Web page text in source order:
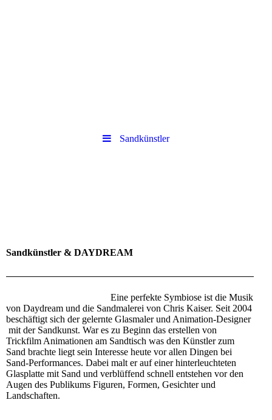
Sandkünstler
Sandkünstler & DAYDREAM
Eine perfekte Symbiose ist die Musik
von Daydream und die Sandmalerei von Chris Kaiser. Seit 2004
beschäftigt sich der gelernte Glasmaler und Animation-Designer
mit der Sandkunst. War es zu Beginn das erstellen von
Trickfilm Animationen am Sandtisch was den Künstler zum
Sand brachte liegt sein Interesse heute vor allen Dingen bei
Sand-Performances. Dabei malt er auf einer hinterleuchteten
Glasplatte mit Sand und verblüffend schnell entstehen vor den
Augen des Publikums Figuren, Formen, Gesichter und
Landschaften.